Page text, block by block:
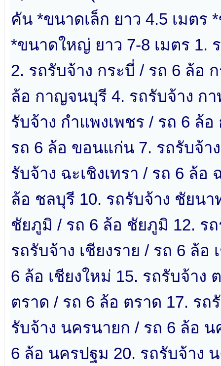
คัน *ขนาดเล็ก ยาว 4.5 เมตร
*ขนาดใหญ่ ยาว 7-8 เมตร 1.
2. รถรับจ้าง กระบี่ / รถ 6 ล้อ
ล้อ กาญจนบุรี 4. รถรับจ้าง ก
รับจ้าง กำแพงเพชร / รถ 6 ล้
รถ 6 ล้อ ขอนแก่น 7. รถรับจ้า
รับจ้าง ฉะเชิงเทรา / รถ 6 ล้อ
ล้อ ชลบุรี 10. รถรับจ้าง ชัยน
ชัยภูมิ / รถ 6 ล้อ ชัยภูมิ 12. ร
รถรับจ้าง เชียงราย / รถ 6 ล้อ
6 ล้อ เชียงใหม่ 15. รถรับจ้าง
ตราด / รถ 6 ล้อ ตราด 17. รถ
รับจ้าง นครนายก / รถ 6 ล้อ
6 ล้อ นครปฐม 20. รถรับจ้าง